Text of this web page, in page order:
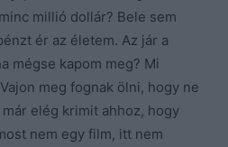
millió dollár? Bele sem
ér az életem. Az jár a
mégse kapom meg? Mi
meg fognak ölni, hogy ne
elég krimit ahhoz, hogy
nem egy film, itt nem